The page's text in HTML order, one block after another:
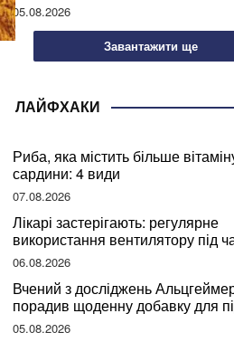
05.08.2026
Завантажити ще
ЛАЙФХАКИ
Риба, яка містить більше
сардини: 4 види
07.08.2026
Лікарі застерігають: регулярне
використання вентилятору під
може негативно вплинути на
здоров’я
06.08.2026
Вчений з досліджень
порадив щоденну добавку для
мозкової діяльності
05.08.2026